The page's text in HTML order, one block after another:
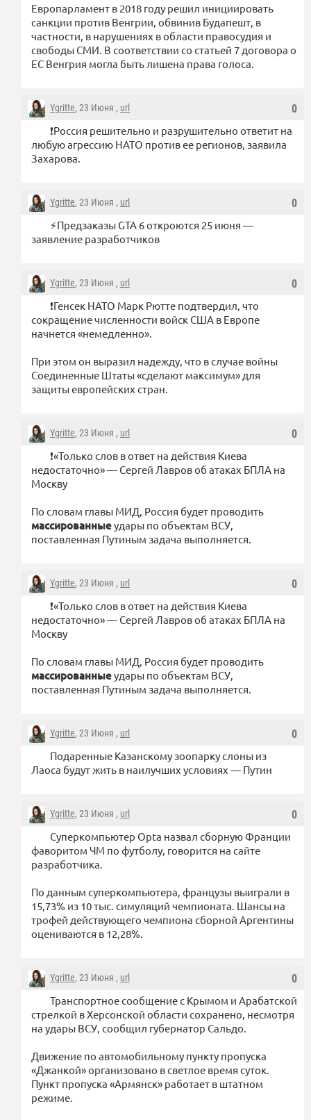
Европарламент в 2018 году решил инициировать
санкции против Венгрии, обвинив Будапешт, в
частности, в нарушениях в области правосудия и
свободы СМИ. В соответствии со статьей 7 договора о
ЕС Венгрия могла быть лишена права голоса.
0
Ygritte, 23 Июня , url
❗️Россия решительно и разрушительно ответит на
любую агрессию НАТО против ее регионов, заявила
Захарова.
0
Ygritte, 23 Июня , url
⚡️Предзаказы GTA 6 откроются 25 июня —
заявление разработчиков
0
Ygritte, 23 Июня , url
❗️Генсек НАТО Марк Рютте подтвердил, что
сокращение численности войск США в Европе
начнется «немедленно».
При этом он выразил надежду, что в случае войны
Соединенные Штаты «сделают максимум» для
защиты европейских стран.
0
Ygritte, 23 Июня , url
❗️«Только слов в ответ на действия Киева
недостаточно» — Сергей Лавров об атаках БПЛА на
Москву
По словам главы МИД, Россия будет проводить
массированныеудары по объектам ВСУ,
поставленная Путиным задача выполняется.
0
Ygritte, 23 Июня , url
❗️«Только слов в ответ на действия Киева
недостаточно» — Сергей Лавров об атаках БПЛА на
Москву
По словам главы МИД, Россия будет проводить
массированныеудары по объектам ВСУ,
поставленная Путиным задача выполняется.
0
Ygritte, 23 Июня , url
Подаренные Казанскому зоопарку слоны из
Лаоса будут жить в наилучших условиях — Путин
0
Ygritte, 23 Июня , url
Суперкомпьютер Opta назвал сборную Франции
фаворитом ЧМ по футболу, говорится на сайте
разработчика.
По данным суперкомпьютера, французы выиграли в
15,73% из 10 тыс. симуляций чемпионата. Шансы на
трофей действующего чемпиона сборной Аргентины
оцениваются в 12,28%.
0
Ygritte, 23 Июня , url
Транспортное сообщение с Крымом и Арабатской
стрелкой в Херсонской области сохранено, несмотря
на удары ВСУ, сообщил губернатор Сальдо.
Движение по автомобильному пункту пропуска
«Джанкой» организовано в светлое время суток.
Пункт пропуска «Армянск» работает в штатном
режиме.